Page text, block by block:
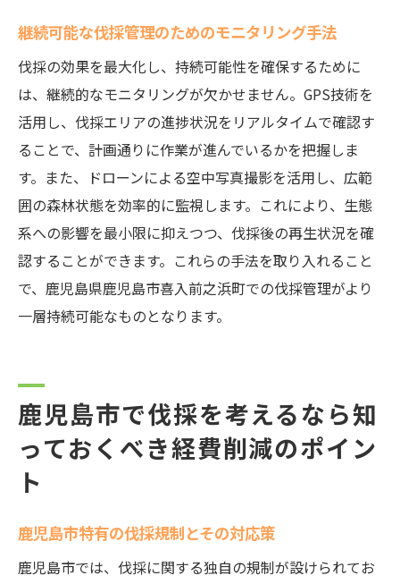
継続可能な伐採管理のためのモニタリング手法
伐採の効果を最大化し、持続可能性を確保するために
は、継続的なモニタリングが欠かせません。GPS技術を
活用し、伐採エリアの進捗状況をリアルタイムで確認す
ることで、計画通りに作業が進んでいるかを把握しま
す。また、ドローンによる空中写真撮影を活用し、広範
囲の森林状態を効率的に監視します。これにより、生態
系への影響を最小限に抑えつつ、伐採後の再生状況を確
認することができます。これらの手法を取り入れること
で、鹿児島県鹿児島市喜入前之浜町での伐採管理がより
一層持続可能なものとなります。
鹿児島市で伐採を考えるなら知
っておくべき経費削減のポイン
ト
鹿児島市特有の伐採規制とその対応策
鹿児島市では、伐採に関する独自の規制が設けられてお